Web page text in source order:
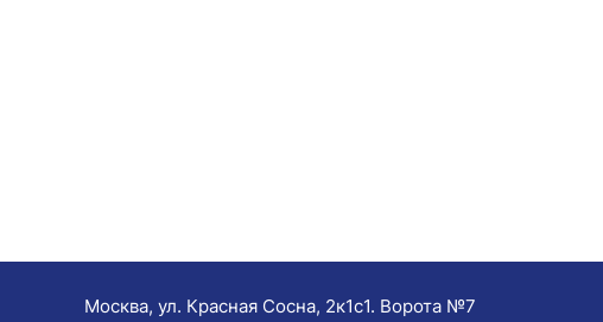
Москва, ул. Красная Сосна, 2к1с1. Ворота №7